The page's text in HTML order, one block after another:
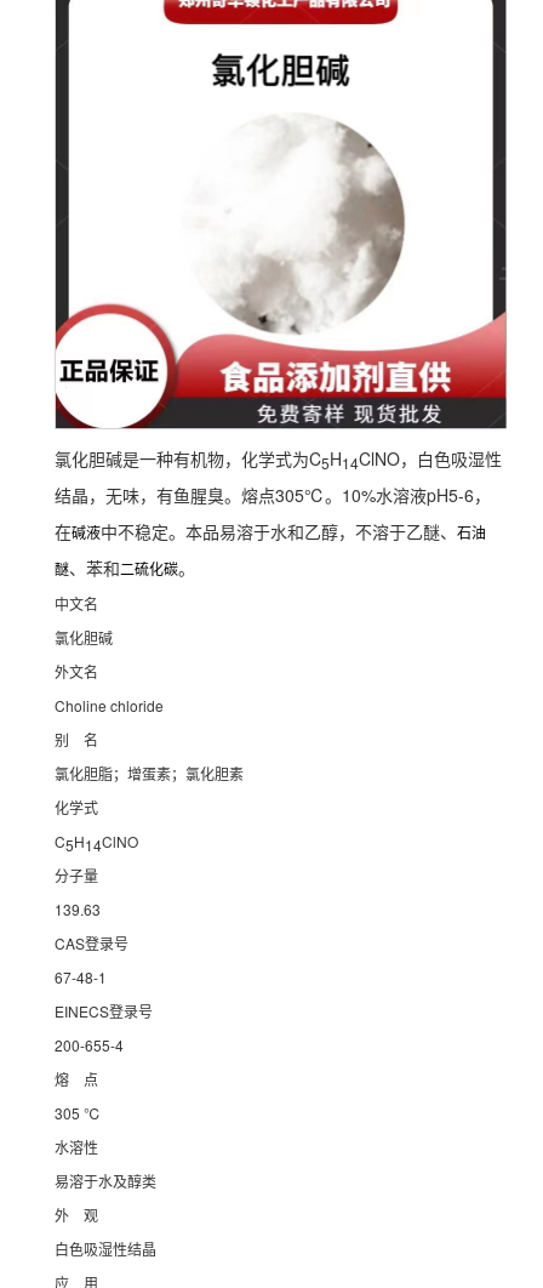
氯化胆碱是一种有机物，化学式为C5H14ClNO，白色吸湿性
结晶，无味，有鱼腥臭。熔点305℃。10%水溶液pH5-6，
在碱液中不稳定。本品易溶于水和乙醇，不溶于乙醚、 石油
醚、苯和二硫化碳。
中文名
氯化胆碱
外文名
Choline chloride
别 名
氯化胆脂；增蛋素；氯化胆素
化学式
C5H14ClNO
分子量
139.63
CAS登录号
67-48-1
EINECS登录号
200-655-4
熔 点
305 ℃
水溶性
易溶于水及醇类
外 观
白色吸湿性结晶
应 用